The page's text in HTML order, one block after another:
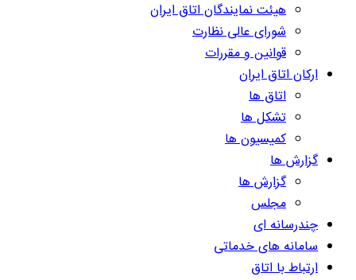
هیئت نمایندگان اتاق ایران
شورای عالی نظارت
قوانین و مقررات
ارکان اتاق ایران
اتاق ها
تشکل ها
کمیسیون ها
گزارش ها
گزارش ها
مجلس
چندرسانه ای
سامانه های خدماتی
ارتباط با اتاق